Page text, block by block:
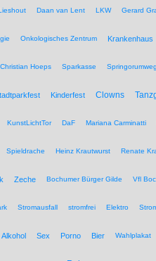
Daan van Lent LKW Gerard
Onkologisches Zentrum Krankenhaus
Christian Hoeps Sparkasse Springorumweg
Kinderfest Clowns
KunstLichtTor DaF Mariana Carminatti
Spieldrache Heinz Krautwurst Renate
Zeche Bochumer Bürger Gilde Vfl
Stromausfall stromfrei Elektro
Alkohol Sex Porno Bier Wahlplakat